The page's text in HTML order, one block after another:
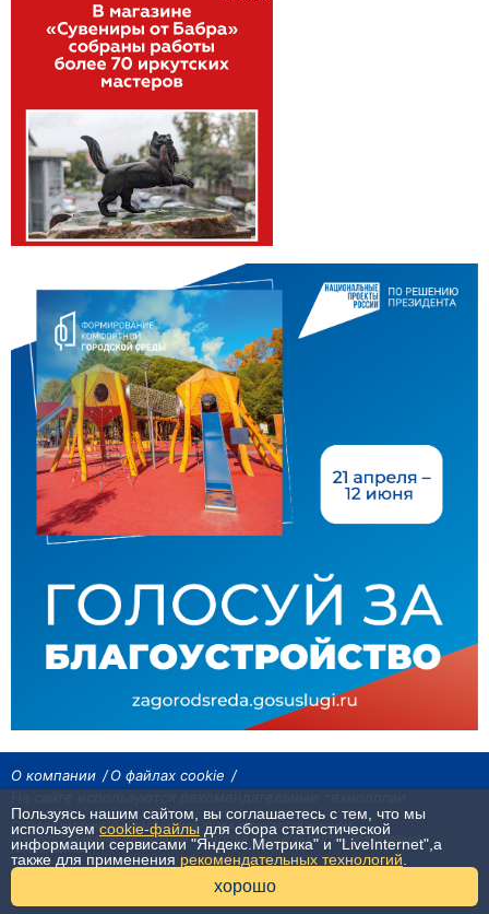
О компании
О файлах cookie
Сетевое издание «Байкал24». Все права охраняются законом.
При использовании материалов агентства на других сайтах, обязательна
гиперссылка.
Пользуясь нашим сайтом, вы соглашаетесь с тем, что мы
используем cookie-файлы для сбора статистической
информации сервисами "Яндекс.Метрика" и "LiveInternet",а
также для применения рекомендательных технологий
хорошо